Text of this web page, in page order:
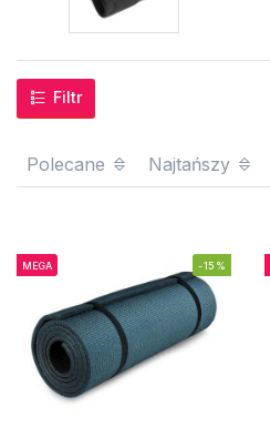
Filtr
Polecane Najtańszy
MEGA -15%